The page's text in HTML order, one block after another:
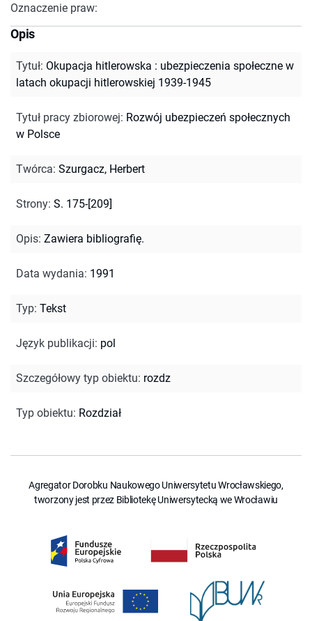
Oznaczenie praw:
Opis
Tytuł: Okupacja hitlerowska : ubezpieczenia społeczne w
latach okupacji hitlerowskiej 1939-1945
Tytuł pracy zbiorowej: Rozwój ubezpieczeń społecznych
w Polsce
Twórca: Szurgacz, Herbert
Strony: S. 175-[209]
Opis: Zawiera bibliografię.
Data wydania: 1991
Typ: Tekst
Język publikacji: pol
Szczegółowy typ obiektu: rozdz
Typ obiektu: Rozdział
Agregator Dorobku Naukowego Uniwersytetu Wrocławskiego,
tworzony jest przez Bibliotekę Uniwersytecką we Wrocławiu